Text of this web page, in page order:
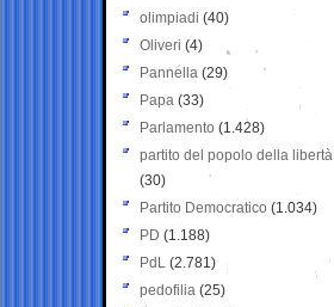
olimpiadi (40)
Oliveri (4)
Pannella (29)
Papa (33)
Parlamento (1.428)
partito del popolo della libertà
(30)
Partito Democratico (1.034)
PD (1.188)
PdL (2.781)
pedofilia (25)